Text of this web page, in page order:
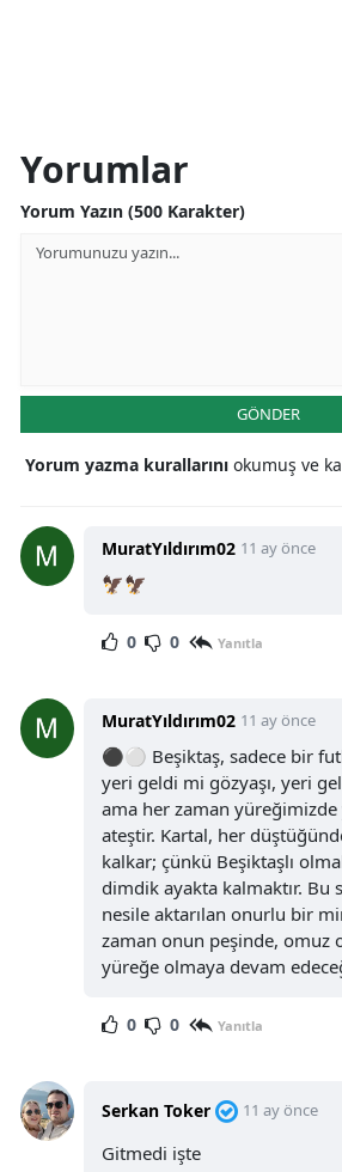
Yorumlar
Yorum Yazın (500 Karakter)
GÖNDER
Yorum yazma kurallarını okumuş ve
MuratYıldırım02 11 ay önce
🦅🦅
0 0 Yanıtla
MuratYıldırım02 11 ay önce
⚫⚪ Beşiktaş, sadece bir
yeri geldi mi gözyaşı, yeri
ama her zaman
ateştir. Kartal, her
kalkar; çünkü Beşiktaşlı
dimdik ayakta kalmaktır. Bu
nesile aktarılan onurlu bir
zaman onun peşinde, omuz
yüreğe olmaya devam
0 0 Yanıtla
Serkan Toker 11 ay önce
Gitmedi işte